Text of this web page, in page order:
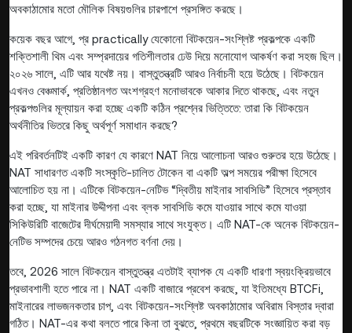
অবকাঠামোর মতো মৌলিক বিষয়গুলির চারপাশে প্রসঙ্গিত করছে।
কয়েক বছর আগে, প্র practically যেকোনো বিটকয়েন-সংশ্লিষ্ট প্রকল্পকে একটি
শক্তিশালী থিম এবং সম্প্রদায়ের গতিশীলতার ঢেউ দিয়ে মনোযোগ আকর্ষণ করা সহজ ছিল।
২০২৬ সালে, এটি আর যথেষ্ট নয়। বাস্তুতন্ত্রটি আরও নির্বাচনী হয়ে উঠেছে। বিটকয়েন
এখনও বেঞ্চমার্ক, প্রতিষ্ঠানগত অংশগ্রহণ মনোভাবকে আকার দিতে থাকছে, এবং নতুন
প্রকল্পগুলির মূল্যায়ন করা হচ্ছে একটি কঠিন প্রশ্নের ভিত্তিতে: তারা কি বিটকয়েন
অর্থনীতির ভিতরে কিছু অর্থপূর্ণ সমাধান করছে?
এই পরিবর্তনটিই একটি কারণ যে কারণে NAT নিয়ে আলোচনা আরও গুরুতর হয়ে উঠেছে।
NAT সাধারণত একটি সংস্কৃতি-চালিত টোকেন বা একটি অল্প সময়ের পরীক্ষা হিসেবে
আলোচিত হয় না। এটিকে বিটকয়েন-নেটিভ “দ্বিতীয় মাইনার সাবসিডি” হিসেবে প্রস্তাব
করা হচ্ছে, যা মাইনার উদ্দীপনা এবং ব্লক সাবসিডি কমে যাওয়ার সাথে কমে যাওয়া
সিকিউরিটি বাজেটের দীর্ঘমেয়াদী সমস্যার সাথে সংযুক্ত। এটি NAT-কে অনেক বিটকয়েন-
নেটিভ সম্পদের চেয়ে আরও গঠনগত বর্ণনা দেয়।
তবে, 2026 সালে বিটকয়েন বাস্তুতন্ত্র এতটাই ব্যাপক যে একটি ধারণা স্বয়ংক্রিয়ভাবে
প্রভাবশালী হতে পারে না। NAT একটি বাজারে প্রবেশ করছে, যা ইতিমধ্যে BTCFi,
মাইনারের লাভজনকতার চাপ, এবং বিটকয়েন-সংশ্লিষ্ট অবকাঠামোর অবিরাম বিস্তার দ্বারা
গঠিত। NAT-এর কথা বলতে পারে কিনা তা বুঝতে, প্রথমে বছরটিকে সংজ্ঞায়িত করা বড়